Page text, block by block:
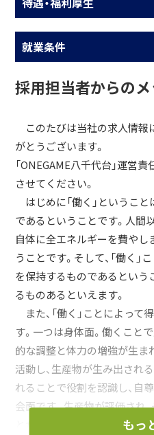
就業条件
採用担当者からの
このたびは当社の求人情報
がとうございます。
「ONEGAME八千代台」運営
させてください。
はじめに「働く」というこ
であるということです。人間
自体に全エネルギーを費やし
うことです。そして、「働く
を保持するものであるという
るものあるといえます。
また、「働く」ことによっ
す。一つは身体面。働くこと
的な調整と体力の増強が生ま
活動し、生産物が生み出され
れることで役割を認識し、自
会面です。生産物が評価され
とができます。ここまで述べ
もっ